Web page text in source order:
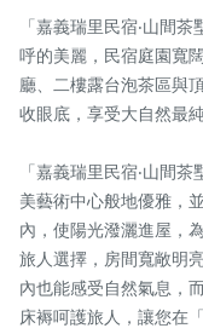
「嘉義瑞里民宿‧山間
呼的美麗，民宿庭園寬
廳、二樓露台泡茶區與
收眼底，享受大自然最
「嘉義瑞里民宿‧山間
美藝術中心般地優雅，
內，使陽光潑灑進屋，
旅人選擇，房間寬敞明
內也能感受自然氣息，
床褥呵護旅人，讓您在